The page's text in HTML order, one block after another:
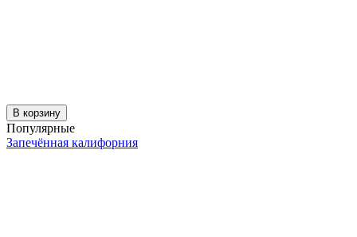
В корзину
Популярные
Запечённая калифорния